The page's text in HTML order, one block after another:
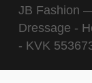
JB Fashion
Dressage -
- KVK